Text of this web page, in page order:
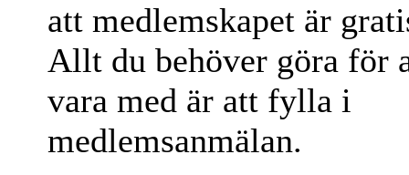
att medlemskapet är
Allt du behöver göra för
vara med är att fylla i
medlemsanmälan.